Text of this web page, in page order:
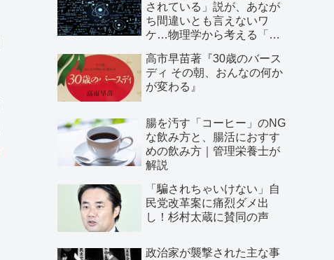
されている」説が、あなが
ち間違いとも言えないワ
ケ…物理学から考える「こ
高市早苗著『30歳のバース
ディ その朝、おんなの何か
が変わる』
腸を汚す「コーヒー」のNG
な飲み方と、腸活におすす
めの飲み方｜管理栄養士が
解説
「騙されちゃいけない」自
民党改革案に痛烈ダメ出
し！杉村太蔵に賛同の声
政治家が襲撃された主な事